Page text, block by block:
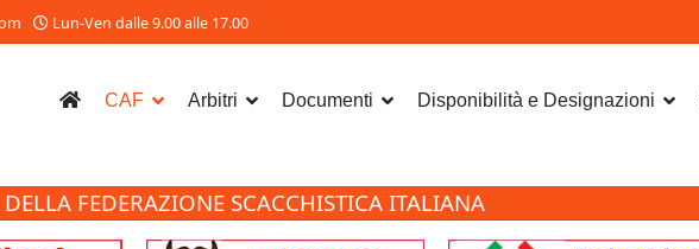
Lun-Ven dalle 9.00 alle 17.00
CAF Arbitri Documenti Disponibilità e Designazioni
FEDERAZIONE SCACCHISTICA ITALIANA